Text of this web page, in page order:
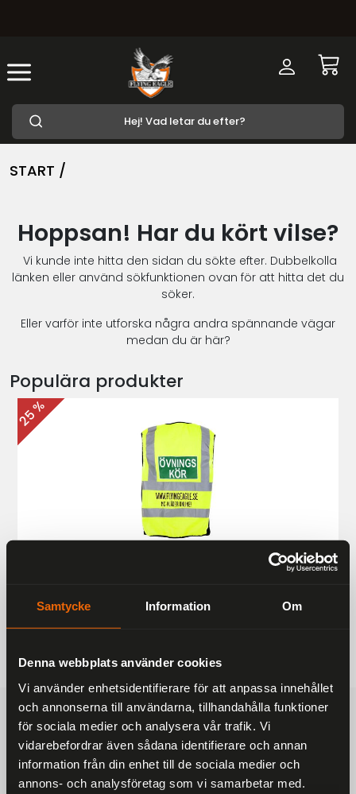
Samtycke Information Om
Denna webbplats använder cookies
Vi använder enhetsidentifierare för att anpassa innehållet
och annonserna till användarna, tillhandahålla funktioner
för sociala medier och analysera vår trafik. Vi
vidarebefordrar även sådana identifierare och annan
information från din enhet till de sociala medier och
annons- och analysföretag som vi samarbetar med.
START /
Hoppsan! Har du kört vilse?
Vi kunde inte hitta den sidan du sökte efter. Dubbelkolla
länken eller använd sökfunktionen ovan för att hitta det du
söker.
Eller varför inte utforska några andra spännande vägar
medan du är här?
Populära produkter
25 %
187 kr
249 kr
FRAKTFRITT
På alla ordrar över 2000 kr
1-3 DAGAR LEVERANS
Inom Sverige med DHL